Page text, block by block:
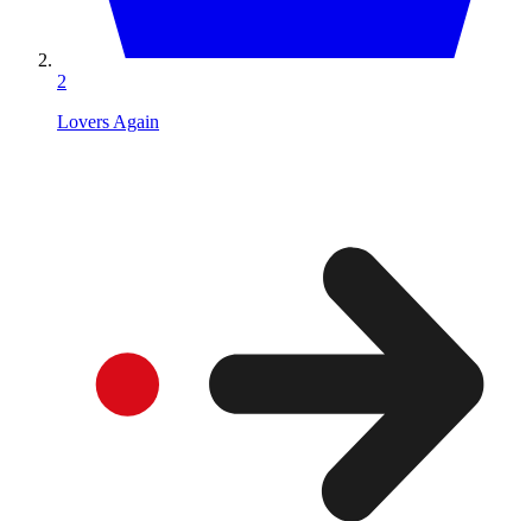
2
Lovers Again